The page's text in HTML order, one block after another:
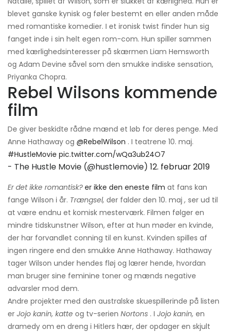
blevet ganske kynisk og føler bestemt en eller anden måde
med romantiske komedier. I et ironisk twist finder hun sig
fanget inde i sin helt egen rom-com. Hun spiller sammen
med kærlighedsinteresser på skærmen Liam Hemsworth
og Adam Devine såvel som den smukke indiske sensation,
Priyanka Chopra.
Rebel Wilsons kommende
film
De giver beskidte rådne mænd et løb for deres penge. Med
Anne Hathaway og @RebelWilson . I teatrene 10. maj.
#HustleMovie pic.twitter.com/wQa3ub24O7
- The Hustle Movie (@hustlemovie) 12. februar 2019
Er det ikke romantisk? er ikke den eneste film at fans kan
fange Wilson i år. Trængsel, der falder den 10. maj , ser ud til
at være endnu et komisk mesterværk. Filmen følger en
mindre tidskunstner Wilson, efter at hun møder en kvinde,
der har forvandlet conning til en kunst. Kvinden spilles af
ingen ringere end den smukke Anne Hathaway. Hathaway
tager Wilson under hendes fløj og lærer hende, hvordan
man bruger sine feminine toner og mænds negative
advarsler mod dem.
Andre projekter med den australske skuespillerinde på listen
er Jojo kanin, katte og tv-serien Nortons . I Jojo kanin, en
dramedy om en dreng i Hitlers hær, der opdager en skjult